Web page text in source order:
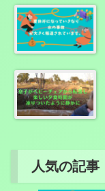
人気の記事